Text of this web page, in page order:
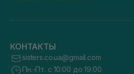
КОНТАКТЫ
sisters.co.ua@gmail.com
Пн.-Пт. с 10:00 до 19:00